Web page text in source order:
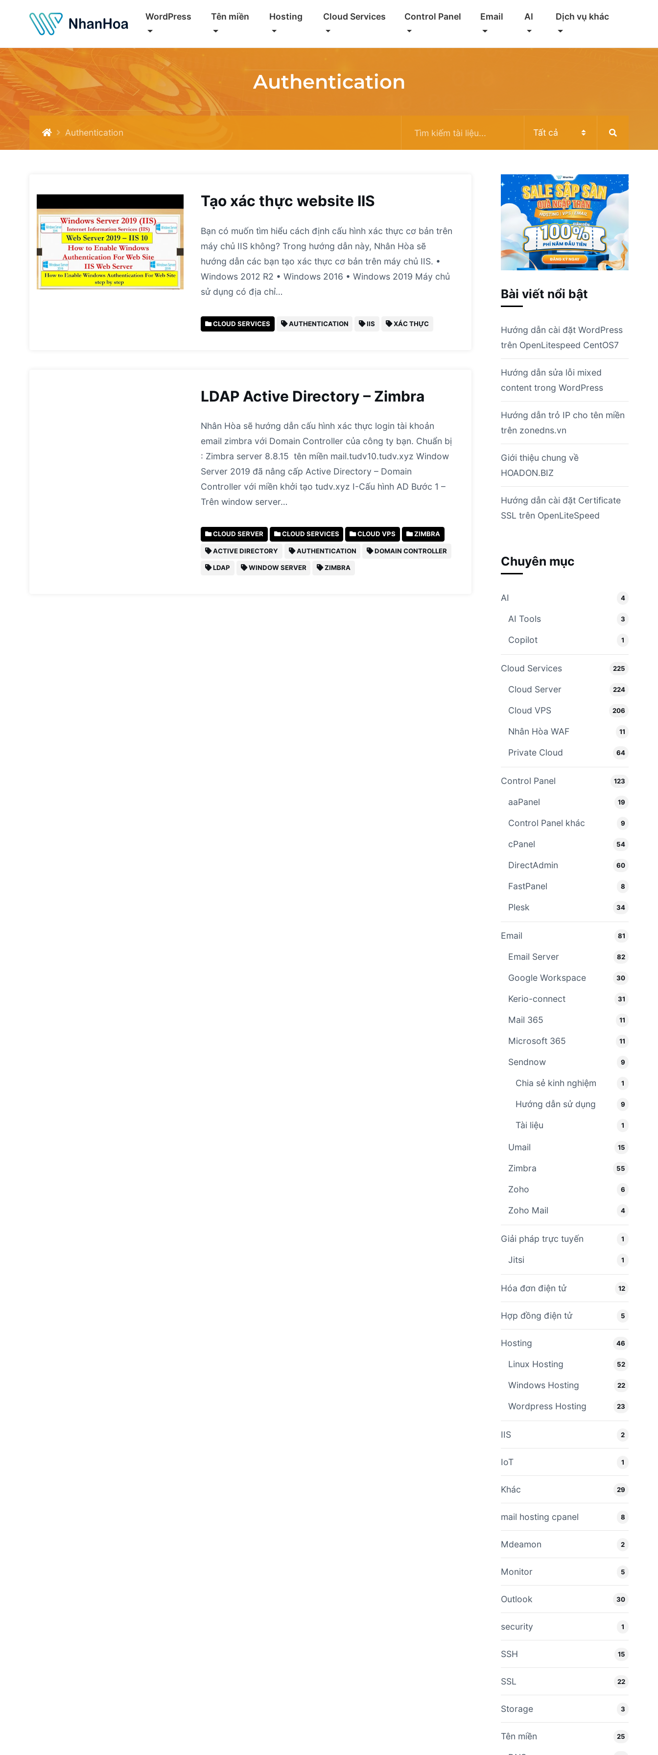
WordPress Tên miền Hosting Cloud Services Control Panel Email AI Dịch vụ khác
Authentication
Authentication
Tạo xác thực website IIS
Bạn có muốn tìm hiểu cách định cấu hình xác thực cơ bản trên
máy chủ IIS không? Trong hướng dẫn này, Nhân Hòa sẽ
hướng dẫn các bạn tạo xác thực cơ bản trên máy chủ IIS. •
Windows 2012 R2 • Windows 2016 • Windows 2019 Máy chủ
sử dụng có địa chỉ…
CLOUD SERVICES AUTHENTICATION IIS XÁC THỰC
LDAP Active Directory – Zimbra
Nhân Hòa sẽ hướng dẫn cấu hình xác thực login tài khoản
email zimbra với Domain Controller của công ty bạn. Chuẩn bị
: Zimbra server 8.8.15 tên miền mail.tudv10.tudv.xyz Window
Server 2019 đã nâng cấp Active Directory – Domain
Controller với miền khởi tạo tudv.xyz I-Cấu hình AD Bước 1 –
Trên window server…
CLOUD SERVER CLOUD SERVICES CLOUD VPS ZIMBRA
ACTIVE DIRECTORY AUTHENTICATION DOMAIN CONTROLLER
LDAP WINDOW SERVER ZIMBRA
Bài viết nổi bật
Hướng dẫn cài đặt WordPress
trên OpenLitespeed CentOS7
Hướng dẫn sửa lỗi mixed
content trong WordPress
Hướng dẫn trỏ IP cho tên miền
trên zonedns.vn
Giới thiệu chung về
HOADON.BIZ
Hướng dẫn cài đặt Certificate
SSL trên OpenLiteSpeed
Chuyên mục
AI 4
AI Tools 3
Copilot 1
Cloud Services 225
Cloud Server 224
Cloud VPS 206
Nhân Hòa WAF 11
Private Cloud 64
Control Panel 123
aaPanel 19
Control Panel khác 9
cPanel 54
DirectAdmin 60
FastPanel 8
Plesk 34
Email 81
Email Server 82
Google Workspace 30
Kerio-connect 31
Mail 365 11
Microsoft 365 11
Sendnow 9
Chia sẻ kinh nghiệm 1
Hướng dẫn sử dụng 9
Tài liệu 1
Umail 15
Zimbra 55
Zoho 6
Zoho Mail 4
Giải pháp trực tuyến 1
Jitsi 1
Hóa đơn điện tử 12
Hợp đồng điện tử 5
Hosting 46
Linux Hosting 52
Windows Hosting 22
Wordpress Hosting 23
IIS 2
IoT 1
Khác 29
mail hosting cpanel 8
Mdeamon 2
Monitor 5
Outlook 30
security 1
SSH 15
SSL 22
Storage 3
Tên miền 25